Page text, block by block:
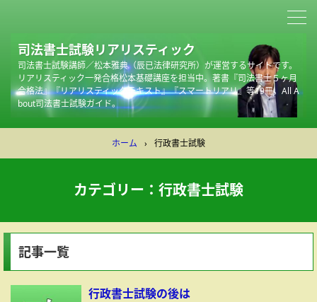
司法書士試験リアリスティック
司法書士試験講師／松本雅典（辰已法律研究所）が運営するサイトです。
リアリスティック一発合格松本基礎講座を担当中。著書『司法書士５ヶ月
合格法』『リアリスティックテキスト』『スマートリアリ』等19冊。All A
bout司法書士試験ガイド。
ホーム › 行政書士試験
カテゴリー：行政書士試験
記事一覧
行政書士試験の後は